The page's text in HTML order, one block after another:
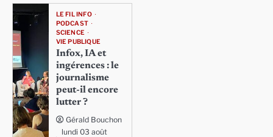
LE FIL INFO
PODCAST
SCIENCE
VIE PUBLIQUE
Infox, IA et
ingérences : le
journalisme
peut-il encore
lutter ?
Gérald Bouchon
lundi 03 août